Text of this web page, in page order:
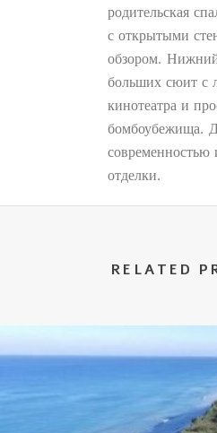
родительская
с открытыми
обзором.
больших сюит с
кинотеатра и
бомбоубежища.
современностью
отделки.
RELATED